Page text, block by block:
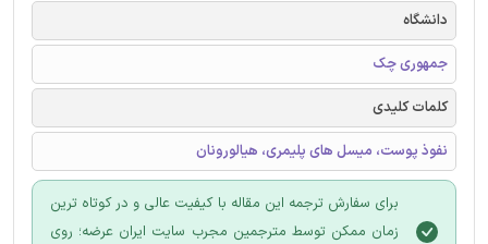
دانشگاه
جمهوری چک
کلمات کلیدی
نفوذ پوست، میسل های پلیمری، هیالورونان
برای سفارش ترجمه این مقاله با کیفیت عالی و در کوتاه ترین
زمان ممکن توسط مترجمین مجرب سایت ایران عرضه؛ روی